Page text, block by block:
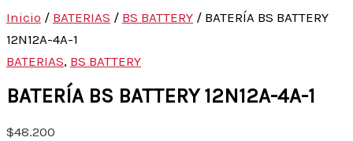
Inicio / BATERIAS / BS BATTERY / BATERÍA BS BATTERY
12N12A-4A-1
BATERIAS, BS BATTERY
BATERÍA BS BATTERY 12N12A-4A-1
$48.200